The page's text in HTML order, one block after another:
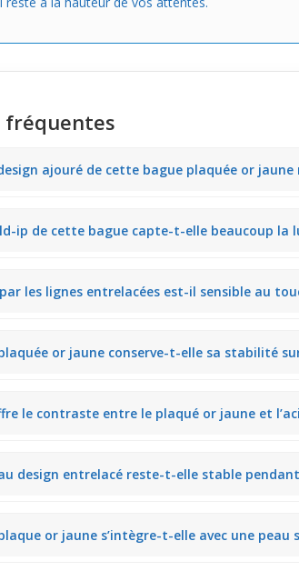
fréquentes
ajouré de cette bague plaquée or
et offre une élégance discrète.
ip de cette bague capte-t-elle beaucoup la
et raffiné.
les lignes entrelacées est-il sensible au
manipulation fluide.
or jaune conserve-t-elle sa stabilité
ne tourne facilement.
le contraste entre le plaqué or jaune et
attire l'œil sans excès.
design entrelacé reste-t-elle stable
or jaune s’intègre-t-elle avec une peau